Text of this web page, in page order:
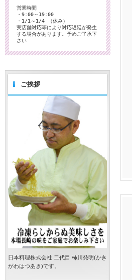
営業時間
・9:00～19:00
・1/1～1/4 （休み）
実店舗対応等により対応遅延が発生
する場合があります。予めご了承下
さい
ご挨拶
日本料理株式会社 二代目 柿川発明(かき
がわはつあき)です。